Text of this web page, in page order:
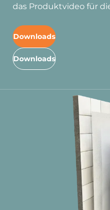
das Produktvideo für
Downloads
Downloads